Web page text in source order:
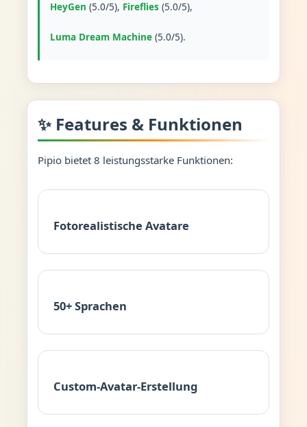
HeyGen (5.0/5), Fireflies(5.0/5),
Luma Dream Machine(5.0/5).
✨ Features & Funktionen
Pipio bietet 8 leistungsstarke Funktionen:
Fotorealistische Avatare
50+ Sprachen
Custom-Avatar-Erstellung